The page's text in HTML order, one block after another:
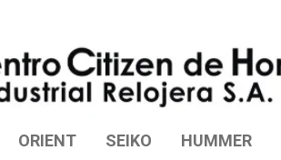
ORIENT SEIKO HUMMER